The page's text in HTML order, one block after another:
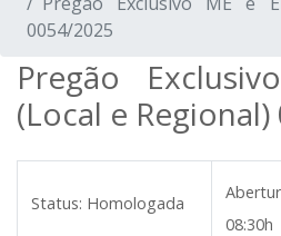
0054/2025
Pregão
(Local e
Status: Homologada
08:30h